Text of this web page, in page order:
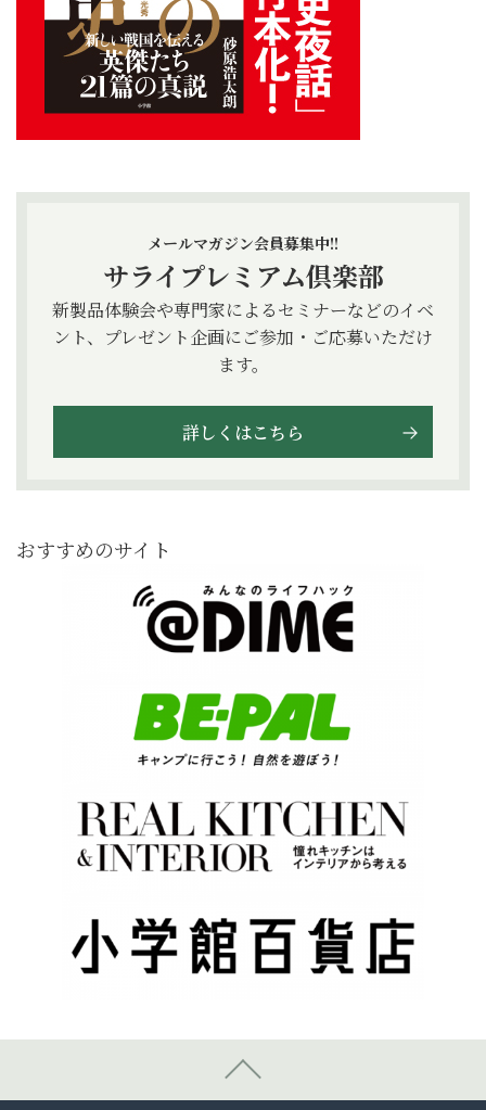
メールマガジン会員募集中!!
サライプレミアム倶楽部
新製品体験会や専門家によるセミナーなどのイベ
ント、プレゼント企画にご参加・ご応募いただけ
ます。
詳しくはこちら
おすすめのサイト